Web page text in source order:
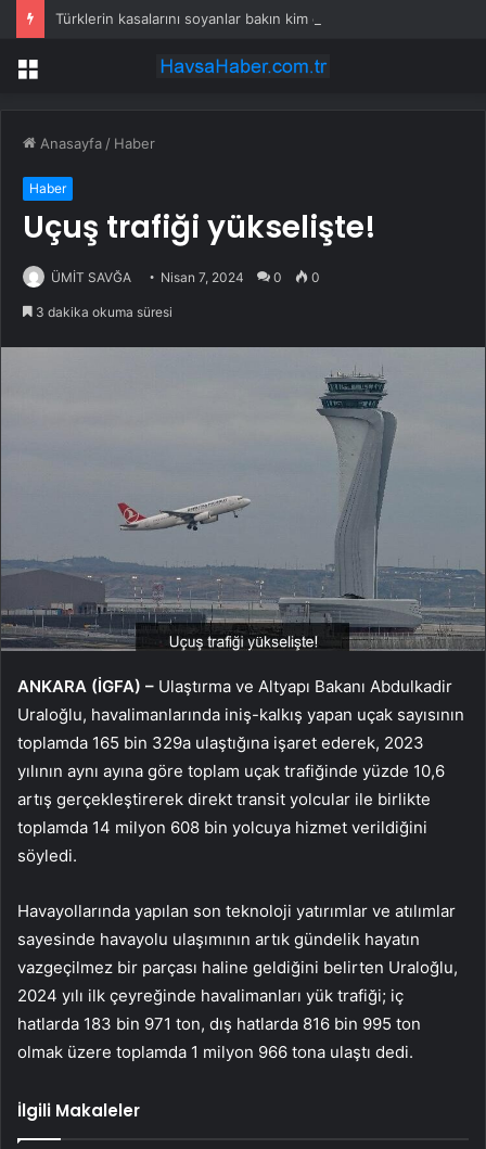
Türklerin kasalarını soyanlar bakın kim çıktı
Menü
Anasayfa / Haber
Haber
Uçuş trafiği yükselişte!
ÜMİT SAVĞA Nisan 7, 2024 0 0
3 dakika okuma süresi
ANKARA (İGFA) – Ulaştırma ve Altyapı Bakanı Abdulkadir
Uraloğlu, havalimanlarında iniş-kalkış yapan uçak sayısının
toplamda 165 bin 329a ulaştığına işaret ederek, 2023
yılının aynı ayına göre toplam uçak trafiğinde yüzde 10,6
artış gerçekleştirerek direkt transit yolcular ile birlikte
toplamda 14 milyon 608 bin yolcuya hizmet verildiğini
söyledi.
Havayollarında yapılan son teknoloji yatırımlar ve atılımlar
sayesinde havayolu ulaşımının artık gündelik hayatın
vazgeçilmez bir parçası haline geldiğini belirten Uraloğlu,
2024 yılı ilk çeyreğinde havalimanları yük trafiği; iç
hatlarda 183 bin 971 ton, dış hatlarda 816 bin 995 ton
olmak üzere toplamda 1 milyon 966 tona ulaştı dedi.
İlgili Makaleler